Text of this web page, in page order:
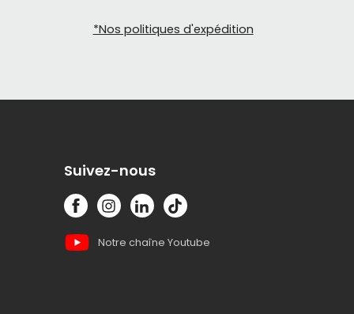
*Nos politiques d'expédition
Suivez-nous
Notre chaîne Youtube